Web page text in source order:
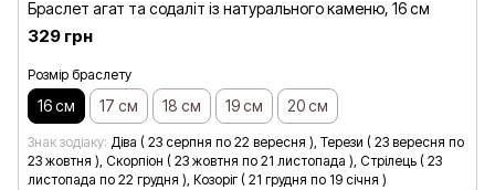
Браслет агат та содаліт із натурального каменю, 16 см
329 грн
Розмір браслету
16 см 17 см 18 см 19 см 20 см
Знак зодіаку Діва ( 23 серпня по 22 вересня ), Терези ( 23 вересня по
23 жовтня ), Скорпіон ( 23 жовтня по 21 листопада ), Стрілець ( 23
листопада по 22 грудня ), Козоріг ( 21 грудня по 19 січня )